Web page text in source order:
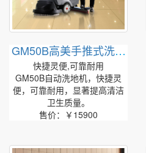
GM50B高美手推式洗地
机|电瓶式洗地机
快捷灵便,可靠耐用
GM50B自动洗地机，快捷灵
便，可靠耐用，显著提高清洁
卫生质量。
售价：￥15900